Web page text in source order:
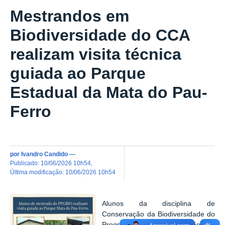
Mestrandos em
Biodiversidade do CCA
realizam visita técnica
guiada ao Parque
Estadual da Mata do Pau-
Ferro
por Ivandro Candido —
publicado: 10/06/2026 10h54
última modificação: 10/06/2026 10h54
Alunos da disciplina de
Conservação da Biodiversidade do